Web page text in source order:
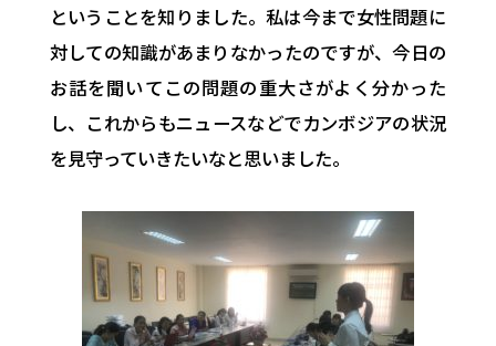
というこ とを知りました。私は今まで女性問題に
対しての知識があまりなかったのですが、今日の
お話を聞いてこの問題の重大さがよく分かった
し、 これからもニュースなどでカンボジアの状況
を見守っていきたいなと思いました。